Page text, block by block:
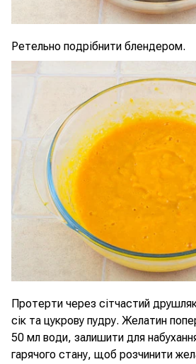
Ретельно подрібнити блендером.
Протерти через сітчастий
сік та цукрову пудру. Желатин
50 мл води, залишити для
гарячого стану, щоб розчинити